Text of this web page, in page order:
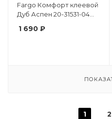
Fargo Комфорт клеевой
Дуб Аспен 20-31531-04
1 690 ₽
1 2